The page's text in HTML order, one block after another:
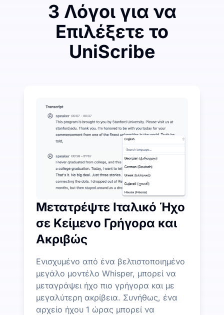
3 Λόγοι για να
Επιλέξετε το
UniScribe
Το UniScribe προσφέρει 120 λεπτά δωρεάν
Περισσότερα διαθέσιμα χαρακτηριστικά AI πέρα
Αυτόματα δημιουργήστε περιλήψεις, χάρτες
Μετατρέψτε Ιταλικό Ήχο
σε Κείμενο Γρήγορα και
Ακριβώς
Ενισχυμένο από ένα βελτιστοποιημένο
μεγάλο μοντέλο Whisper, μπορεί να
μεταγράψει ήχο πιο γρήγορα και με
μεγαλύτερη ακρίβεια. Συνήθως, ένα
αρχείο ήχου 1 ώρας μπορεί να